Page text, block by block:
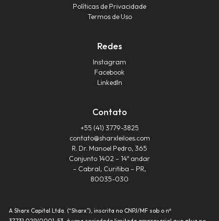
Políticas de Privacidade
Termos de Uso
Redes
Instagram
Facebook
LinkedIn
Contato
+55 (41) 3779-3825‬
contato@sharxleiloes.com
R. Dr. Manoel Pedro, 365
Conjunto 1402 – 14º andar
– Cabral, Curitiba – PR,
80035-030
A Sharx Capital Ltda. (“Sharx”), inscrita no CNPJ/MF sob o nº